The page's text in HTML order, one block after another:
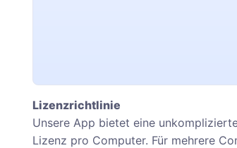
Lizenzrichtlinie
Unsere App bietet eine
Lizenz pro Computer. Für mehrere